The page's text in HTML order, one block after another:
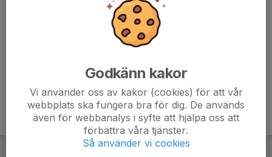
Godkänn kakor
Vi använder oss av kakor (cookies) för att vår
webbplats ska fungera bra för dig. De används
även för webbanalys i syfte att hjälpa oss att
förbättra våra tjänster.
Så använder vi cookies